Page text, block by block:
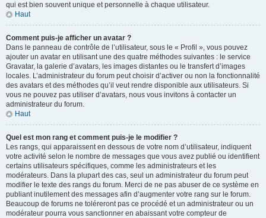
qui est bien souvent unique et personnelle à chaque utilisateur.
Haut
Comment puis-je afficher un avatar ?
Dans le panneau de contrôle de l’utilisateur, sous le « Profil », vous pouvez
ajouter un avatar en utilisant une des quatre méthodes suivantes : le service
Gravatar, la galerie d’avatars, les images distantes ou le transfert d’images
locales. L’administrateur du forum peut choisir d’activer ou non la fonctionnalité
des avatars et des méthodes qu’il veut rendre disponible aux utilisateurs. Si
vous ne pouvez pas utiliser d’avatars, nous vous invitons à contacter un
administrateur du forum.
Haut
Quel est mon rang et comment puis-je le modifier ?
Les rangs, qui apparaissent en dessous de votre nom d’utilisateur, indiquent
votre activité selon le nombre de messages que vous avez publié ou identifient
certains utilisateurs spécifiques, comme les administrateurs et les
modérateurs. Dans la plupart des cas, seul un administrateur du forum peut
modifier le texte des rangs du forum. Merci de ne pas abuser de ce système en
publiant inutilement des messages afin d’augmenter votre rang sur le forum.
Beaucoup de forums ne toléreront pas ce procédé et un administrateur ou un
modérateur pourra vous sanctionner en abaissant votre compteur de